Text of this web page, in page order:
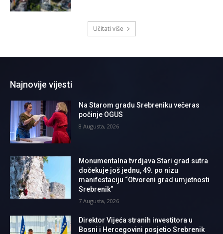
Učitati više
Najnovije vijesti
Na Starom gradu Srebreniku večeras
počinje OGUS
8 Augusta, 2026
Monumentalna tvrdjava Stari grad sutra
dočekuje još jednu, 49. po nizu
manifestaciju “Otvoreni grad umjetnosti
Srebrenik”
7 Augusta, 2026
Direktor Vijeća stranih investitora u
Bosni i Hercegovini posjetio Srebrenik